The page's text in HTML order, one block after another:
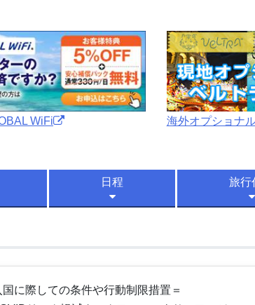
WiFi 海外オプショナ
日程 旅行
に際しての条件や行動制限措置＝